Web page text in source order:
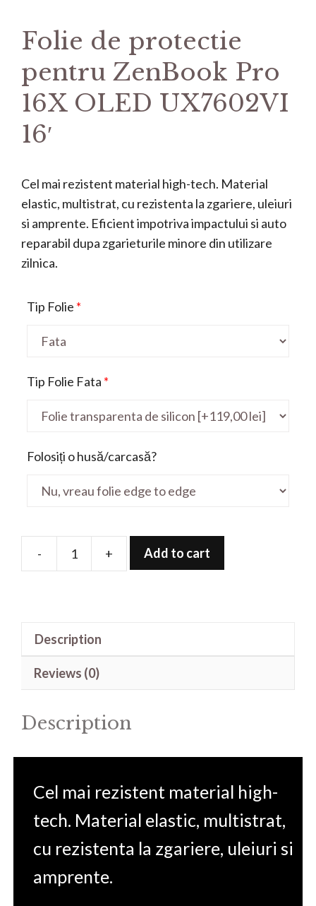
Folie de protectie
pentru ZenBook Pro
16X OLED UX7602VI
16′
Cel mai rezistent material high-tech. Material
elastic, multistrat, cu rezistenta la zgariere, uleiuri
si amprente. Eficient impotriva impactului si auto
reparabil dupa zgarieturile minore din utilizare
zilnica.
Tip Folie *
Tip Folie Fata *
Folosiți o husă/carcasă?
-
Folie
UX7602VI
quantity
+ Add to cart
Description
Reviews (0)
Description
Cel mai rezistent material high-
tech. Material elastic, multistrat,
cu rezistenta la zgariere, uleiuri si
amprente.